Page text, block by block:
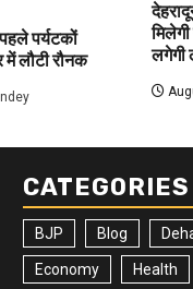
पर्यटकों
में लौटी रौनक
लगेगी
CATEGORIES
BJP Blog
Economy Health